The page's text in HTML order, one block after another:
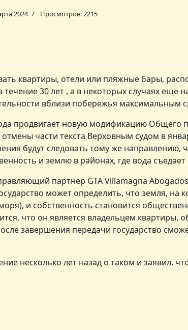
2024 Просмотров: 2215
квартиры, отели или пляжные бары,
30 лет , а в некоторых случаях еще
вблизи побережья максимальным
продвигает новую модификацию Общего
части текста Верховным судом в
будут следовать тому же направлению,
и землю в районах, где вода
партнер GTA Villamagna
может определить, что земля, на
и собственность становится
что он является владельцем
завершения передачи государство
несколько лет назад о таком и заявил,
золотых виз за покупку недвижимости